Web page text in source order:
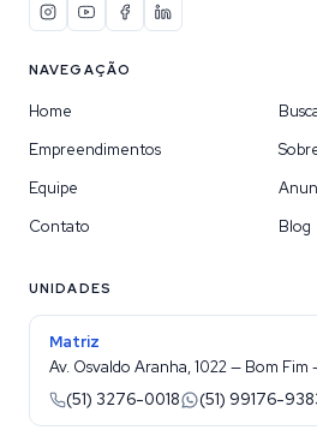
NAVEGAÇÃO
Home
Empreendimentos
Equipe
Contato
Blog
UNIDADES
Matriz
Av. Osvaldo Aranha, 1022 — Bom Fim
(51) 3276-0018
(51) 99176-